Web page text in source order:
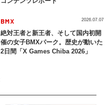
BMX
絶対王者と新王者、そして国内初開
催の女子BMXパーク。歴史が動いた
2日間「X Games Chiba 2026」
2026.07.07